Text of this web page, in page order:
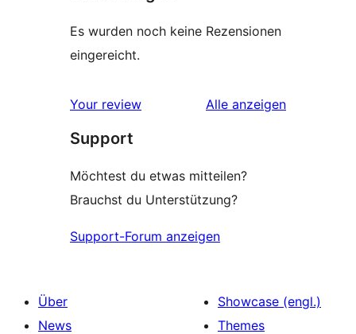
Es wurden noch keine Rezensionen
eingereicht.
Your review Alle Rezensionen
anzeigen
Support
Möchtest du etwas mitteilen?
Brauchst du Unterstützung?
Support-Forum anzeigen
Über
News
Showcase (engl.)
Themes